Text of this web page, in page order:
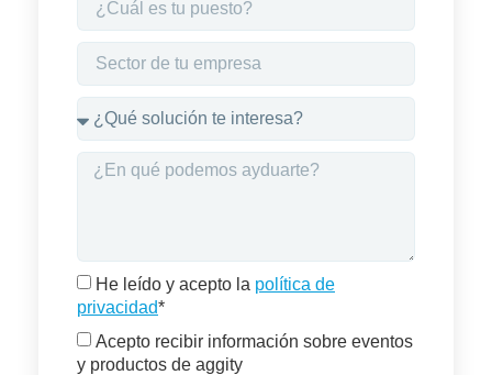
He leído y acepto la política de
privacidad*
Acepto recibir información sobre eventos
y productos de aggity